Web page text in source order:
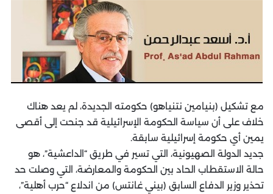
مع تشكيل (بنيامين نتنياهو) حكومته الجديدة، لم يعد هناك
خلاف على أن سياسة الحكومة الإسرائيلية قد جنحت إلى أقصى
يمين أي حكومة إسرائيلية سابقة.
جديد الدولة الصهيونية، التي تسير في طريق “الداعشية”، هو
حالة الاستقطاب الحاد بين الحكومة والمعارضة، التي وصلت حد
تحذير وزير الدفاع السابق (بيني غانتس) من اندلاع “حرب أهلية”،